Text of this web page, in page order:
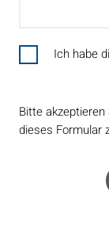
Ich habe
Bitte
dieses Formular